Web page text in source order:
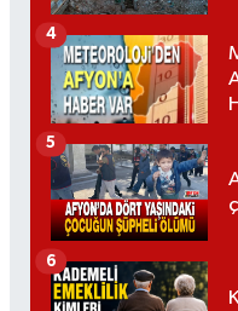
4
5
6